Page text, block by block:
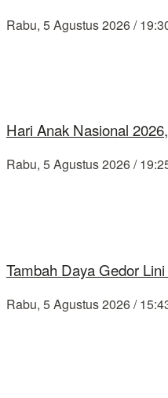
Rabu, 5 Agustus 2026 /
Hari Anak Nasional
Rabu, 5 Agustus 2026 /
Tambah Daya Gedor
Rabu, 5 Agustus 2026 /